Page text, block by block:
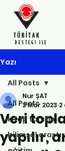
DESTEGI ILE
Yazı
All Posts
kitap tanıtımı
bilimsel
All Posts
Veri
yapılır,
Nur ŞAT
2 Mar 2023 2